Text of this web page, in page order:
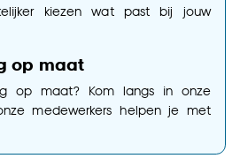
kiezen wat past bij jouw
op maat
op maat? Kom langs in onze
medewerkers helpen je met